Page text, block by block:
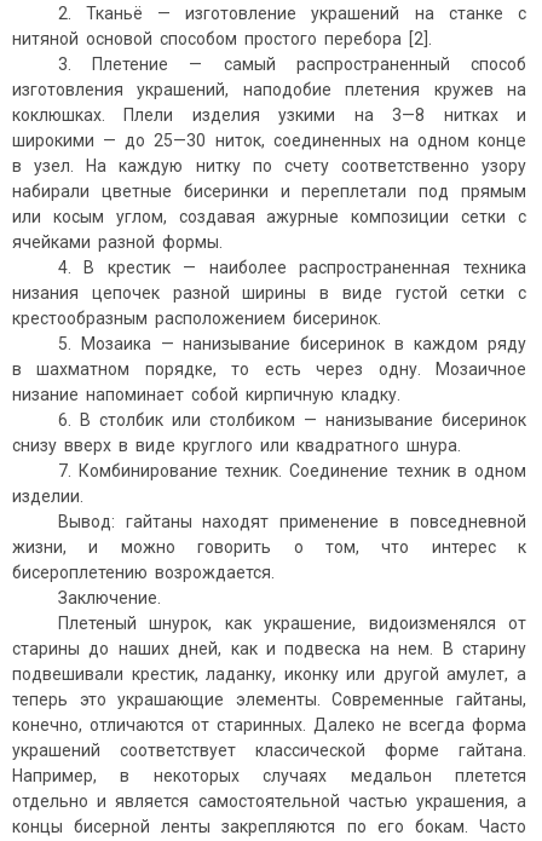
2. Тканьё — изготовление украшений на станке с
нитяной основой способом простого перебора [2].
3. Плетение — самый распространенный способ
изготовления украшений, наподобие плетения кружев на
коклюшках. Плели изделия узкими на 3—8 нитках и
широкими — до 25—30 ниток, соединенных на одном конце
в узел. На каждую нитку по счету соответственно узору
набирали цветные бисеринки и переплетали под прямым
или косым углом, создавая ажурные композиции сетки с
ячейками разной формы.
4. В крестик — наиболее распространенная техника
низания цепочек разной ширины в виде густой сетки с
крестообразным расположением бисеринок.
5. Мозаика — нанизывание бисеринок в каждом ряду
в шахматном порядке, то есть через одну. Мозаичное
низание напоминает собой кирпичную кладку.
6. В столбик или столбиком — нанизывание бисеринок
снизу вверх в виде круглого или квадратного шнура.
7. Комбинирование техник. Соединение техник в одном
изделии.
Вывод: гайтаны находят применение в повседневной
жизни, и можно говорить о том, что интерес к
бисероплетению возрождается.
Заключение.
Плетеный шнурок, как украшение, видоизменялся от
старины до наших дней, как и подвеска на нем. В старину
подвешивали крестик, ладанку, иконку или другой амулет, а
теперь это украшающие элементы. Современные гайтаны,
конечно, отличаются от старинных. Далеко не всегда форма
украшений соответствует классической форме гайтана.
Например, в некоторых случаях медальон плетется
отдельно и является самостоятельной частью украшения, а
концы бисерной ленты закрепляются по его бокам. Часто